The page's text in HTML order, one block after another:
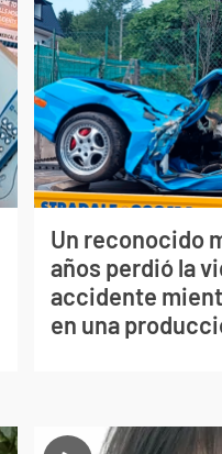
Un reconocido
años perdió la
accidente
en una